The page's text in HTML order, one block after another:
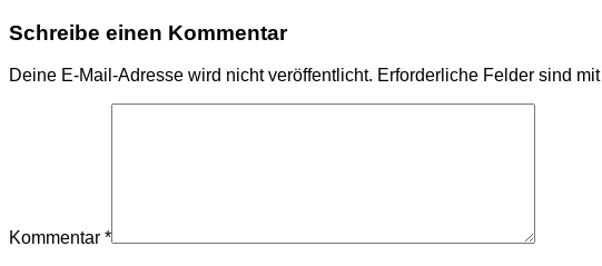
Schreibe einen Kommentar
Deine E-Mail-Adresse wird nicht veröffentlicht. Erforderliche Felder sind mit
Kommentar *